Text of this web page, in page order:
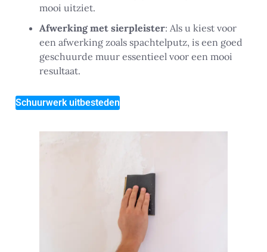
mooi uitziet.
Afwerking met sierpleister: Als u kiest voor
een afwerking zoals spachtelputz, is een goed
geschuurde muur essentieel voor een mooi
resultaat.
Schuurwerk uitbesteden